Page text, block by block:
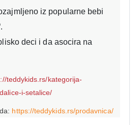
iz popularne bebi
deci i da asocira na
teddykids.rs/kategorija-
i-setalice/
https://teddykids.rs/prodavnica/